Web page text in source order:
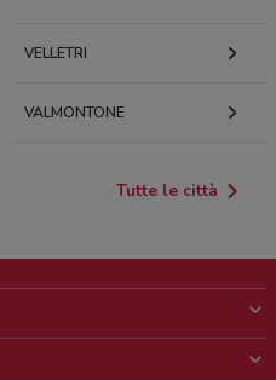
VELLETRI
VALMONTONE
Tutte le città